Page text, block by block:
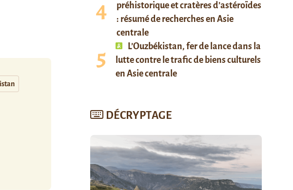
préhistorique et cratères d’astéroïdes
: résumé de recherches en Asie
centrale
L’Ouzbékistan, fer de lance dans la
lutte contre le trafic de biens culturels
en Asie centrale
DÉCRYPTAGE